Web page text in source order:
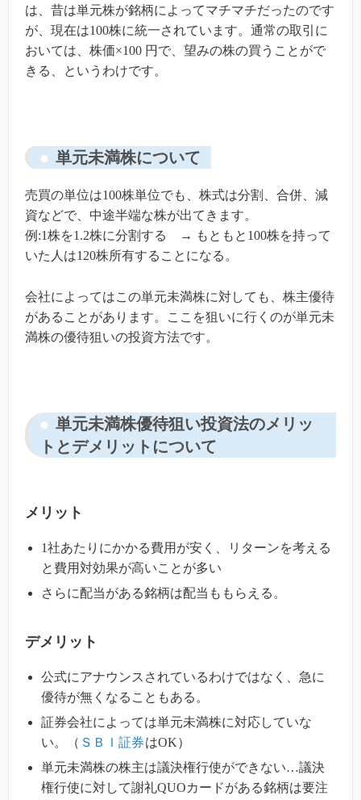
は、昔は単元株が銘柄によってマチマチだったのです
が、現在は100株に統一されています。通常の取引に
おいては、株価×100 円で、望みの株の買うことがで
きる、というわけです。
単元未満株について
売買の単位は100株単位でも、株式は分割、合併、減
資などで、中途半端な株が出てきます。
例:1株を1.2株に分割する → もともと100株を持って
いた人は120株所有することになる。
会社によってはこの単元未満株に対しても、株主優待
があることがあります。ここを狙いに行くのが単元未
満株の優待狙いの投資方法です。
単元未満株優待狙い投資法のメリッ
トとデメリットについて
メリット
1社あたりにかかる費用が安く、リターンを考える
と費用対効果が高いことが多い
さらに配当がある銘柄は配当ももらえる。
デメリット
公式にアナウンスされているわけではなく、急に
優待が無くなることもある。
証券会社によっては単元未満株に対応していな
い。（ ＳＢＩ証券はOK）
単元未満株の株主は議決権行使ができない…議決
権行使に対して謝礼QUOカードがある銘柄は要注